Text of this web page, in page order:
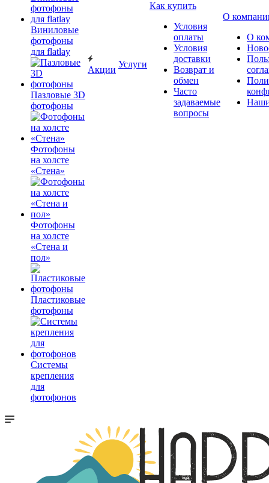
Виниловые
фотофоны
для flatlay
Пазловые 3D
фотофоны
Фотофоны
на холсте
«Стена»
Фотофоны
на холсте
«Стена и
пол»
Пластиковые
фотофоны
Системы
крепления
для
фотофонов
Акции
Услуги
Как купить
Условия
оплаты
Условия
доставки
Возврат и
обмен
Часто
задаваемые
вопросы
О
О